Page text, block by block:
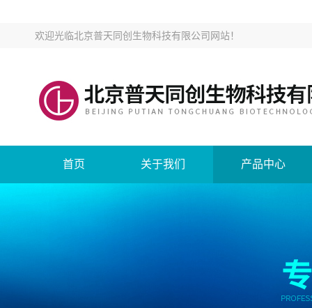
欢迎光临北京普天同创生物科技有限公司网站！
首页 关于我们 产品中心